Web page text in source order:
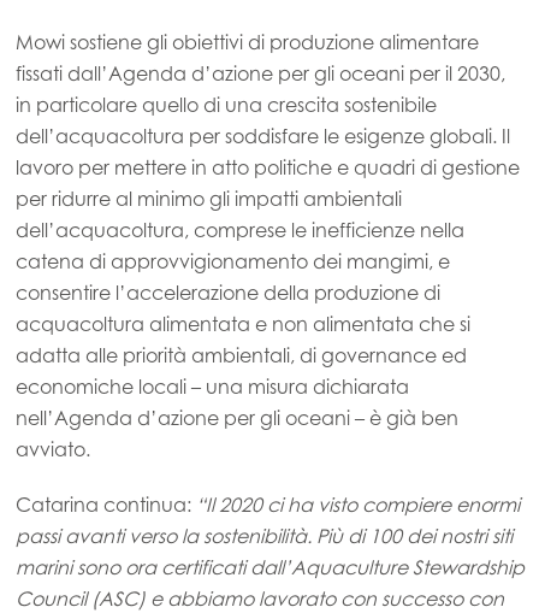
Europe
Mowi Belgium (FR)
Mowi Belgium (NL)
Mowi Czechia (CZ)
Mowi Czechia (EN)
Mowi Faroe Islands
Mowi France
Mowi Ireland
Mowi Italy ACTIVE
Mowi Netherlands
Mowi Norway
Continua
Mowi sostiene gli obiettivi di produzione alimentare
fissati dall’Agenda d’azione per gli oceani per il 2030,
in particolare quello di una crescita sostenibile
dell’acquacoltura per soddisfare le esigenze globali. Il
lavoro per mettere in atto politiche e quadri di gestione
per ridurre al minimo gli impatti ambientali
dell’acquacoltura, comprese le inefficienze nella
catena di approvvigionamento dei mangimi, e
consentire l’accelerazione della produzione di
acquacoltura alimentata e non alimentata che si
adatta alle priorità ambientali, di governance ed
economiche locali – una misura dichiarata
nell’Agenda d’azione per gli oceani – è già ben
avviato.
Catarina continua: “Il 2020 ci ha visto compiere enormi
passi avanti verso la sostenibilità. Più di 100 dei nostri siti
marini sono ora certificati dall’Aquaculture Stewardship
Council (ASC) e abbiamo lavorato con successo con